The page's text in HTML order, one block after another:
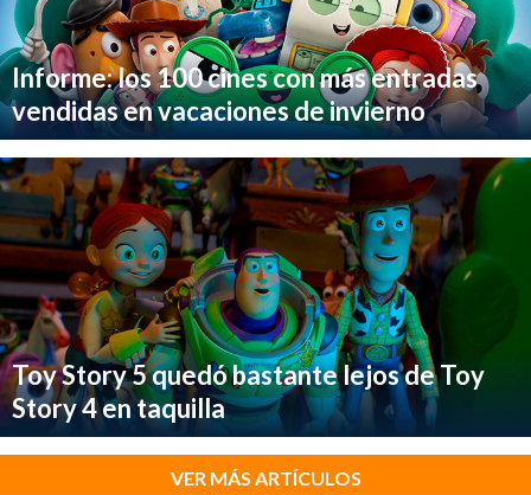
Informe: los 100 cines con más entradas
vendidas en vacaciones de invierno
Toy Story 5 quedó bastante lejos de Toy
Story 4 en taquilla
VER MÁS ARTÍCULOS